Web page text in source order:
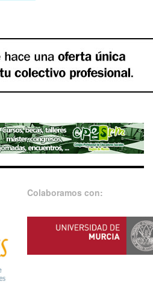
Colaboramos con: